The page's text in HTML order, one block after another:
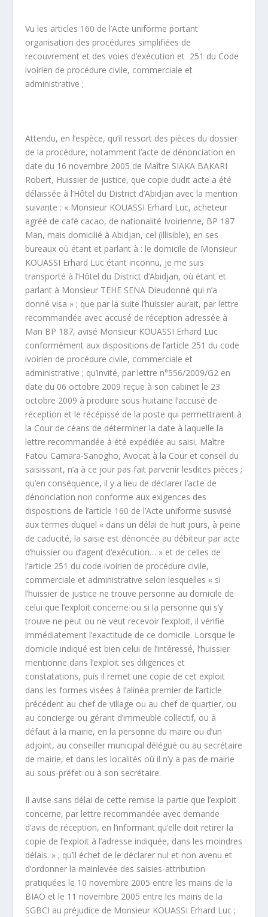
Vu les articles 160 de l’Acte uniforme portant
organisation des procédures simplifiées de
recouvrement et des voies d’exécution et 251 du Code
ivoirien de procédure civile, commerciale et
administrative ;
Attendu, en l’espèce, qu’il ressort des pièces du dossier
de la procédure, notamment l’acte de dénonciation en
date du 16 novembre 2005 de Maître SIAKA BAKARI
Robert, Huissier de justice, que copie dudit acte a été
délaissée à l’Hôtel du District d’Abidjan avec la mention
suivante : « Monsieur KOUASSI Erhard Luc, acheteur
agréé de café cacao, de nationalité Ivoirienne, BP 187
Man, mais domicilié à Abidjan, cel (illisible), en ses
bureaux où étant et parlant à : le domicile de Monsieur
KOUASSI Erhard Luc étant inconnu, je me suis
transporté à l’Hôtel du District d’Abidjan, où étant et
parlant à Monsieur TEHE SENA Dieudonné qui n’a
donné visa » ; que par la suite l’huissier aurait, par lettre
recommandée avec accusé de réception adressée à
Man BP 187, avisé Monsieur KOUASSI Erhard Luc
conformément aux dispositions de l’article 251 du code
ivoirien de procédure civile, commerciale et
administrative ; qu’invité, par lettre n°556/2009/G2 en
date du 06 octobre 2009 reçue à son cabinet le 23
octobre 2009 à produire sous huitaine l’accusé de
réception et le récépissé de la poste qui permettraient à
la Cour de céans de déterminer la date à laquelle la
lettre recommandée à été expédiée au saisi, Maître
Fatou Camara-Sanogho, Avocat à la Cour et conseil du
saisissant, n’a à ce jour pas fait parvenir lesdites pièces ;
qu’en conséquence, il y a lieu de déclarer l’acte de
dénonciation non conforme aux exigences des
dispositions de l’article 160 de l’Acte uniforme susvisé
aux termes duquel « dans un délai de huit jours, à peine
de caducité, la saisie est dénoncée au débiteur par acte
d’huissier ou d’agent d’exécution… » et de celles de
l’article 251 du code ivoirien de procédure civile,
commerciale et administrative selon lesquelles « si
l’huissier de justice ne trouve personne au domicile de
celui que l’exploit concerne ou si la personne qui s’y
trouve ne peut ou ne veut recevoir l’exploit, il vérifie
immédiatement l’exactitude de ce domicile. Lorsque le
domicile indiqué est bien celui de l’intéressé, l’huissier
mentionne dans l’exploit ses diligences et
constatations, puis il remet une copie de cet exploit
dans les formes visées à l’alinéa premier de l’article
précédent au chef de village ou au chef de quartier, ou
au concierge ou gérant d’immeuble collectif, ou à
défaut à la mairie, en la personne du maire ou d’un
adjoint, au conseiller municipal délégué ou au secrétaire
de mairie, et dans les localités où il n’y a pas de mairie
au sous-préfet ou à son secrétaire.
Il avise sans délai de cette remise la partie que l’exploit
concerne, par lettre recommandée avec demande
d’avis de réception, en l’informant qu’elle doit retirer la
copie de l’exploit à l’adresse indiquée, dans les moindres
délais. » ; qu’il échet de le déclarer nul et non avenu et
d’ordonner la mainlevée des saisies-attribution
pratiquées le 10 novembre 2005 entre les mains de la
BIAO et le 11 novembre 2005 entre les mains de la
SGBCI au préjudice de Monsieur KOUASSI Erhard Luc ;